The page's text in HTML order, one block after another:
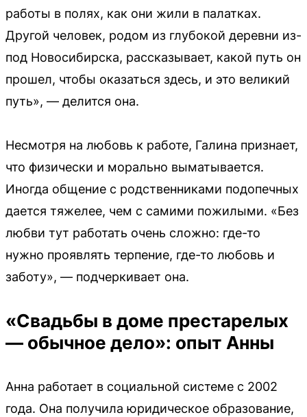
работы в полях, как они жили в палатках.
Другой человек, родом из глубокой деревни из-
под Новосибирска, рассказывает, какой путь он
прошел, чтобы оказаться здесь, и это великий
путь», — делится она.
Несмотря на любовь к работе, Галина признает,
что физически и морально выматывается.
Иногда общение с родственниками подопечных
дается тяжелее, чем с самими пожилыми. «Без
любви тут работать очень сложно: где-то
нужно проявлять терпение, где-то любовь и
заботу», — подчеркивает она.
«Свадьбы в доме престарелых
— обычное дело»: опыт Анны
Анна работает в социальной системе с 2002
года. Она получила юридическое образование,